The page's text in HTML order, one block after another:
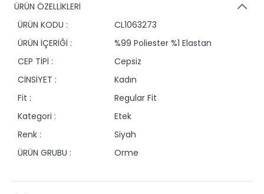
ÜRÜN ÖZELLİKLERİ
ÜRÜN KODU :
CL1063273
ÜRÜN İÇERİĞİ :
%99 Poliester %1 Elastan
CEP TİPİ :
Cepsiz
CİNSİYET :
Kadın
Fit :
Regular Fit
Kategori :
Etek
Renk :
Siyah
ÜRÜN GRUBU :
Orme